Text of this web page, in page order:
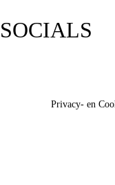
SOCIALS
Privacy- en